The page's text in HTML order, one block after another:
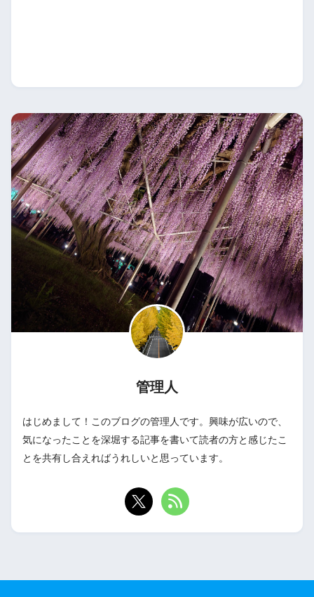
管理人
はじめまして！このブログの管理人です。興味が広いので、
気になったことを深堀する記事を書いて読者の方と感じたこ
とを共有し合えればうれしいと思っています。